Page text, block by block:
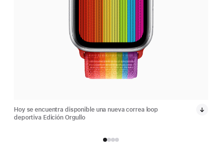
Hoy se encuentra disponible una nueva correa loop
deportiva Edición Orgullo